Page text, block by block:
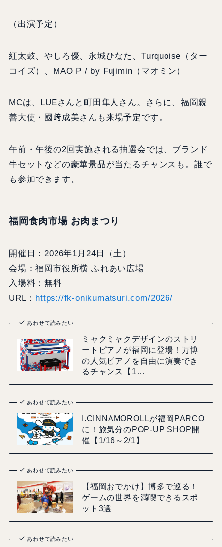
（出演予定）
紅太鼓、やしろ優、永城ひなた、Turquoise（ター
コイズ）、MAO P / by Fujimin（マオミン）
MCは、LUEさんと町田隼人さん。さらに、福岡親
善大使・國﨑成美さんも来場予定です。
午前・午後の2回実施される抽選会では、ブランド
牛セットなどの豪華景品が当たるチャンスも。誰で
も参加できます。
福岡食肉市場 お肉まつり
開催日：2026年1月24日（土）
会場：福岡市役所横 ふれあい広場
入場料：無料
URL： https://fk-onikumatsuri.com/2026/
あわせて読みたい
ミャクミャクデザインのストリ
ートピアノが福岡に登場！万博
の人気ピアノを自由に演奏でき
るチャンス【1…
あわせて読みたい
I.CINNAMOROLLが福岡PARCO
に！旅気分のPOP-UP SHOP開
催【1/16～2/1】
あわせて読みたい
【福岡おでかけ】博多で巡る！
ゲームの世界を満喫できるスポ
ット3選
あわせて読みたい